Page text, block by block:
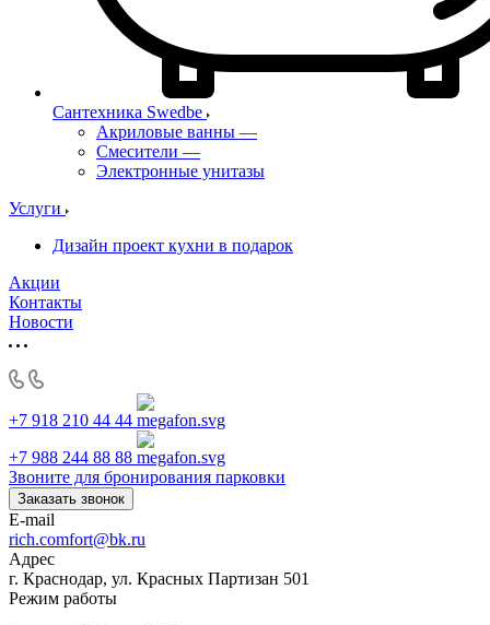
Сантехника Swedbe
Акриловые ванны —
Смесители —
Электронные унитазы
Услуги
Дизайн проект кухни в подарок
Акции
Контакты
Новости
+7 918 210 44 44
+7 988 244 88 88
Звоните для бронирования парковки
Заказать звонок
E-mail
rich.comfort@bk.ru
Адрес
г. Краснодар, ул. Красных Партизан 501
Режим работы